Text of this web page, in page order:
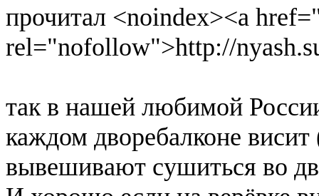
прочитал <noindex><a
rel="nofollow">http://
так в нашей любимой
каждом дворебалконе
вывешивают сушиться во